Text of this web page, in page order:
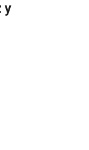
y